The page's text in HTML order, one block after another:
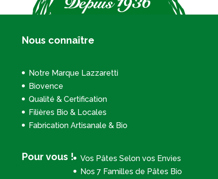
Nous connaître
Notre Marque Lazzaretti
Biovence
Qualité & Certification
Filières Bio & Locales
Fabrication Artisanale & Bio
Pour vous !
Vos Pâtes Selon vos Envies
Nos 7 Familles de Pâtes Bio